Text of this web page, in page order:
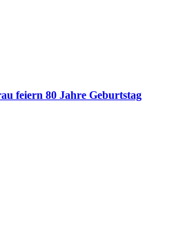
feiern 80 Jahre Geburtstag